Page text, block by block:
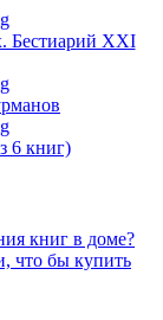
Бестиарий XXI
6 книг)
книг в доме?
что бы купить